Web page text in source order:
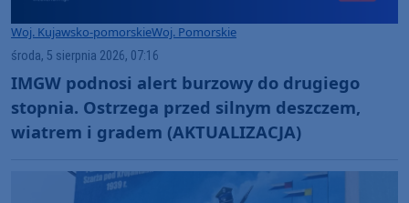
Woj. Kujawsko-pomorskieWoj. Pomorskie
środa, 5 sierpnia 2026, 07:16
IMGW podnosi alert burzowy do drugiego
stopnia. Ostrzega przed silnym deszczem,
wiatrem i gradem (AKTUALIZACJA)